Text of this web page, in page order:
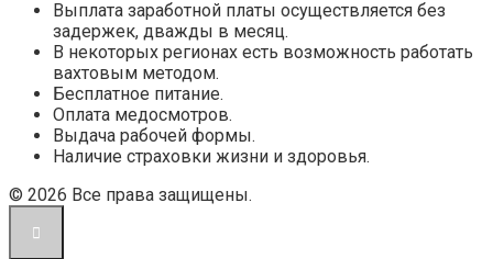
Выплата заработной платы осуществляется без
задержек, дважды в месяц.
В некоторых регионах есть возможность работать
вахтовым методом.
Бесплатное питание.
Оплата медосмотров.
Выдача рабочей формы.
Наличие страховки жизни и здоровья.
© 2026 Все права защищены.